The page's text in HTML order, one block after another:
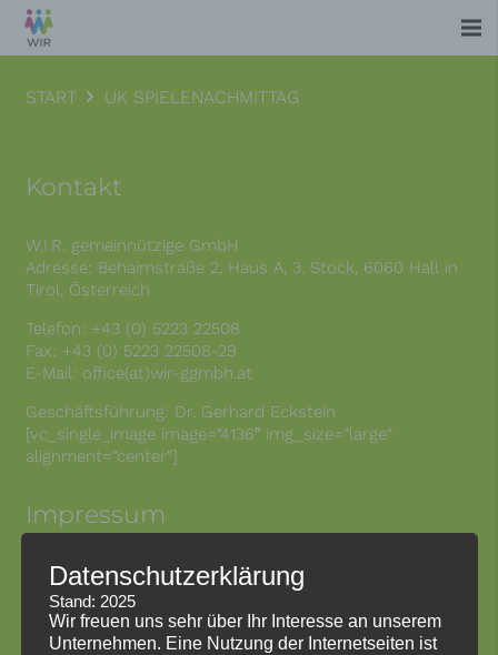
START UK SPIELENACHMITTAG
Kontakt
W.I.R. gemeinnützige GmbH
Adresse: Behaimstraße 2, Haus A, 3. Stock, 6060 Hall in
Tirol, Österreich
Telefon: +43 (0) 5223 22508
Fax: +43 (0) 5223 22508-29
E-Mail: office(at)wir-ggmbh.at
Geschäftsführung: Dr. Gerhard Eckstein
[vc_single_image image=“4136″ img_size=“large“
alignment=“center“]
Impressum
Impressum
Datenschutzerklärung
HinweisgeberInnenschutzgesetz
Datenschutzerklärung
Stand: 2025
Wir freuen uns sehr über Ihr Interesse an unserem
Unternehmen. Eine Nutzung der Internetseiten ist